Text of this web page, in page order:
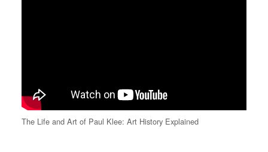
The Life and Art of Paul Klee: Art History Explained